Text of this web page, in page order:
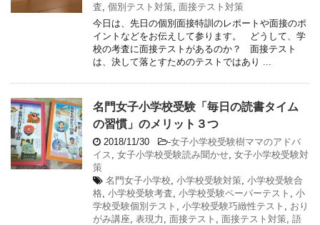
査 個別テスト対策 面接テスト対策
今日は、先日の個別面接特訓のレポートや面接のポ
イントなどをお伝えして参ります。 どうして、学
校の考査に面接テストがあるのか？ 面接テスト
は、決して落とすためのテストではあり ...
名門女子小学校受験「毎日の読書タイム
の習慣」のメリット３つ
2018/11/30 -女子小学校受験樹ママのアドバ
イス
女子小学校受験読み聞かせ 女子小学校受験対
策
名門女子小学校 小学校受験対策 小学校受験合
格 小学校受験考査 小学校受験ペーパーテスト
小
学校受験個別テスト
小学校受験巧緻性テスト
おり
がみ講座 表現力 面接テスト 面接テスト対策 語